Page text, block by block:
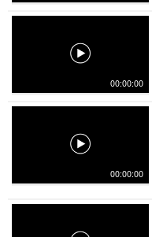
00:00:00
00:00:00